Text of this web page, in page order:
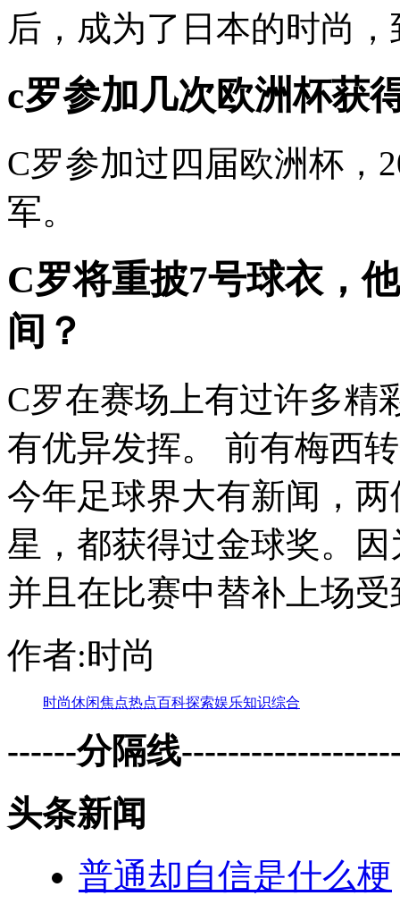
后，成为了日本的时尚
c罗参加几次欧洲杯获
C罗参加过四届欧洲杯，
军。
C罗将重披7号球衣，
间？
C罗在赛场上有过许多精
有优异发挥。 前有梅西
今年足球界大有新闻，
星，都获得过金球奖。
并且在比赛中替补上场
作者:时尚
时尚休闲焦点热点百科探索娱乐知识综合
------分隔线
头条新闻
普通却自信是什么梗